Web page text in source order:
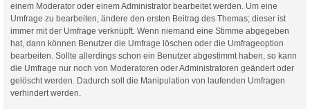
einem Moderator oder einem Administrator bearbeitet werden. Um eine
Umfrage zu bearbeiten, ändere den ersten Beitrag des Themas; dieser ist
immer mit der Umfrage verknüpft. Wenn niemand eine Stimme abgegeben
hat, dann können Benutzer die Umfrage löschen oder die Umfrageoption
bearbeiten. Sollte allerdings schon ein Benutzer abgestimmt haben, so kann
die Umfrage nur noch von Moderatoren oder Administratoren geändert oder
gelöscht werden. Dadurch soll die Manipulation von laufenden Umfragen
verhindert werden.